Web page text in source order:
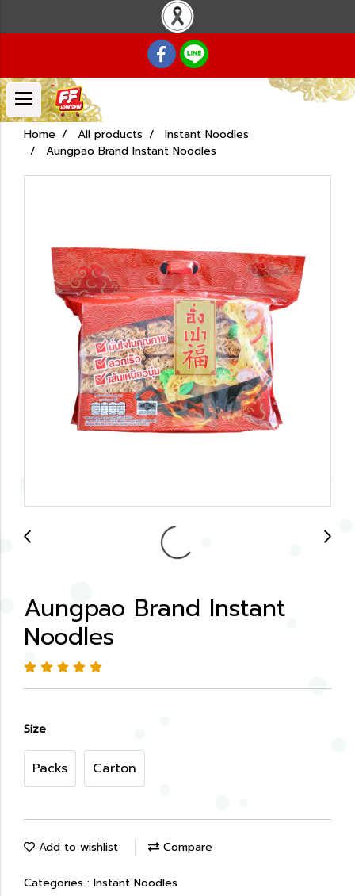
Home All products
Instant Noodles
Aungpao Brand Instant Noodles
Aungpao Brand Instant
Noodles
Size
Packs Carton
Add to wishlist Compare
Categories : Instant Noodles